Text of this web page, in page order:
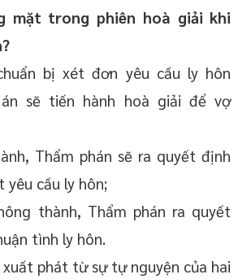
mặt trong phiên hoà giải khi
bị xét đơn yêu cầu ly hôn
sẽ tiến hành hoà giải để vợ
Thẩm phán sẽ ra quyết định
yêu cầu ly hôn;
thành, Thẩm phán ra quyết
tình ly hôn.
phát từ sự tự nguyện của hai